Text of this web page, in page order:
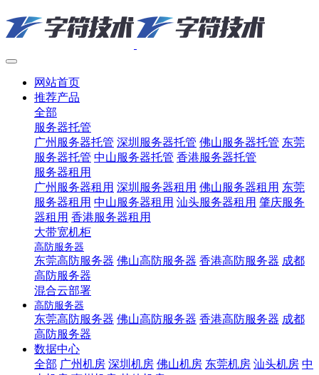
网站首页
推荐产品
全部
服务器托管
广州服务器托管 深圳服务器托管 佛山服务器托管 东莞
服务器托管 中山服务器托管 香港服务器托管
服务器租用
广州服务器租用 深圳服务器租用 佛山服务器租用 东莞
服务器租用 中山服务器租用 汕头服务器租用 肇庆服务
器租用 香港服务器租用
大带宽机柜
高防服务器
东莞高防服务器 佛山高防服务器 香港高防服务器 成都
高防服务器
混合云部署
高防服务器
东莞高防服务器 佛山高防服务器 香港高防服务器 成都
高防服务器
数据中心
全部 广州机房 深圳机房 佛山机房 东莞机房 汕头机房 中